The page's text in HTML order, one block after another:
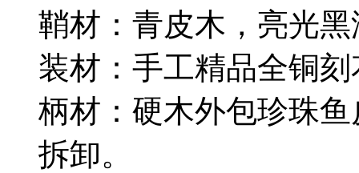
鞘材：青皮木，亮光黑
装材：手工精品全铜刻
柄材：硬木外包珍珠
拆卸。